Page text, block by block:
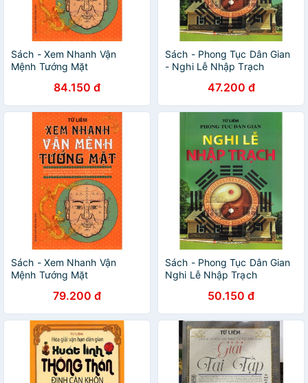
Sách - Xem Nhanh Vận
Mệnh Tướng Mặt
84.150 đ
Sách - Phong Tục Dân Gian
- Nghi Lễ Nhập Trạch
47.200 đ
Sách - Xem Nhanh Vận
Mệnh Tướng Mặt
79.200 đ
Sách - Phong Tục Dân Gian
Nghi Lễ Nhập Trạch
50.150 đ